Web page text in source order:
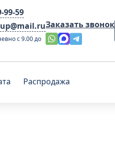
99-59
с 9.00 до
Заказать звонок
Распродажа